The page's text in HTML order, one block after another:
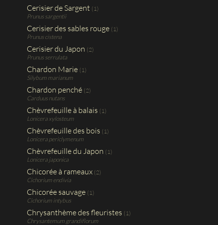
Cerisier de Sargent (1)
Prunus sargentii
Cerisier des sables rouge (1)
Prunus cistena
Cerisier du Japon (2)
Prunus serrulata
Chardon Marie (1)
Silybum marianum
Chardon penché (2)
Carduus nutans
Chèvrefeuille à balais (1)
Lonicera xylosteum
Chèvrefeuille des bois (1)
Lonicera periclymenum
Chèvrefeuille du Japon (1)
Lonicera japonica
Chicorée à rameaux (2)
Cichorium endivia
Chicorée sauvage (1)
Cichorium intybus
Chrysanthème des fleuristes (1)
Chrysantemum grandiflorum